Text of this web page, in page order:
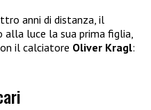
anni di distanza, il
luce la sua prima figlia,
il calciatore Oliver Kragl: